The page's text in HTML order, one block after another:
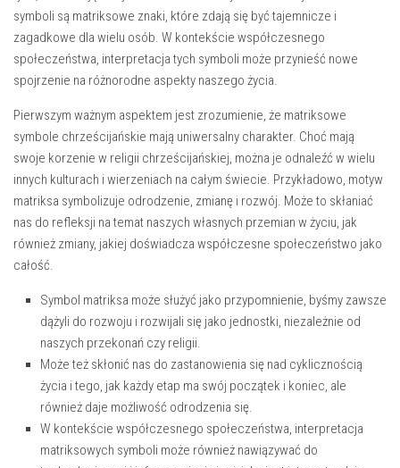
symboli są‍ matriksowe znaki, które⁤ zdają się być tajemnicze i‌
zagadkowe dla wielu osób. W kontekście współczesnego‍
społeczeństwa, interpretacja⁢ tych ⁣symboli może przynieść nowe
spojrzenie na różnorodne​ aspekty naszego życia.
Pierwszym ‌ważnym aspektem jest zrozumienie, że ‌matriksowe
symbole chrześcijańskie⁣ mają uniwersalny charakter. Choć ⁢mają
swoje korzenie w religii chrześcijańskiej, można je odnaleźć w wielu
innych ‌kulturach i wierzeniach na​ całym świecie. Przykładowo, motyw
matriksa symbolizuje odrodzenie, zmianę i rozwój. Może to skłaniać⁢
nas do refleksji na temat naszych własnych przemian w życiu, jak
⁤również zmiany, jakiej doświadcza współczesne społeczeństwo jako
całość.
Symbol matriksa może służyć‍ jako przypomnienie, byśmy zawsze
dążyli do rozwoju i rozwijali się jako jednostki, niezależnie od
naszych przekonań czy religii.
Może też skłonić nas do zastanowienia ‍się nad cyklicznością
życia i ⁤tego, jak każdy etap​ ma swój początek i koniec, ale
również daje możliwość odrodzenia się.
W kontekście współczesnego ⁤społeczeństwa, ⁤interpretacja
matriksowych symboli może również nawiązywać do